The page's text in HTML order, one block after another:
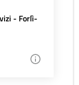
- Forlì-